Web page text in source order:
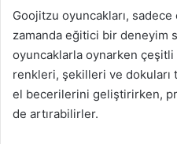
Goojitzu oyuncakları, sadece
zamanda eğitici bir deneyim
oyuncaklarla oynarken çeşitli
renkleri, şekilleri ve dokuları
el becerilerini geliştirirken,
de artırabilirler.